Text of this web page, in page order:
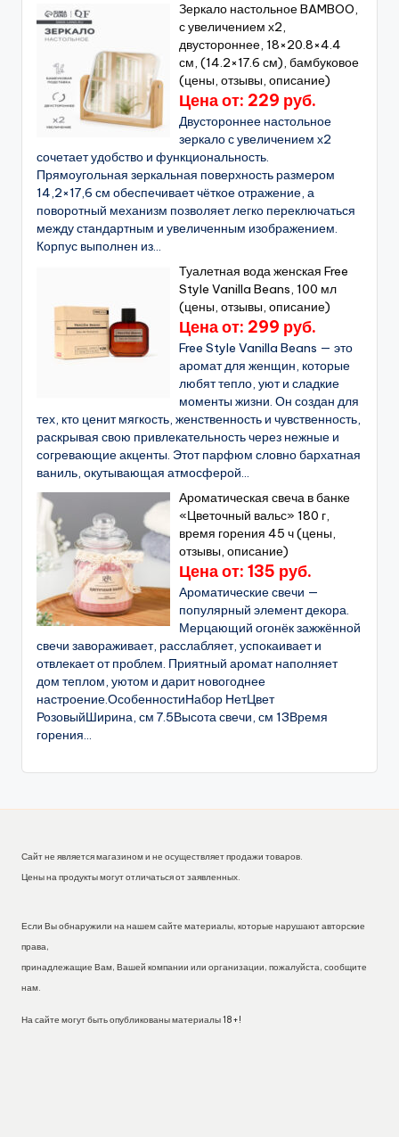
Зеркало настольное BAMBOO,
с увеличением х2,
двустороннее, 18×20.8×4.4
см, (14.2×17.6 см), бамбуковое
(цены, отзывы, описание)
Цена от: 229 руб.
Двустороннее настольное
зеркало с увеличением х2
сочетает удобство и функциональность.
Прямоугольная зеркальная поверхность размером
14,2×17,6 см обеспечивает чёткое отражение, а
поворотный механизм позволяет легко переключаться
между стандартным и увеличенным изображением.
Корпус выполнен из...
Туалетная вода женская Free
Style Vanilla Beans, 100 мл
(цены, отзывы, описание)
Цена от: 299 руб.
Free Style Vanilla Beans — это
аромат для женщин, которые
любят тепло, уют и сладкие
моменты жизни. Он создан для
тех, кто ценит мягкость, женственность и чувственность,
раскрывая свою привлекательность через нежные и
согревающие акценты. Этот парфюм словно бархатная
ваниль, окутывающая атмосферой...
Ароматическая свеча в банке
«Цветочный вальс» 180 г,
время горения 45 ч (цены,
отзывы, описание)
Цена от: 135 руб.
Ароматические свечи —
популярный элемент декора.
Мерцающий огонёк зажжённой
свечи завораживает, расслабляет, успокаивает и
отвлекает от проблем. Приятный аромат наполняет
дом теплом, уютом и дарит новогоднее
настроение.ОсобенностиНабор НетЦвет
РозовыйШирина, см 7.5Высота свечи, см 13Время
горения...
Сайт не является магазином и не осуществляет продажи товаров.
Цены на продукты могут отличаться от заявленных.
Если Вы обнаружили на нашем сайте материалы, которые нарушают авторские
права,
принадлежащие Вам, Вашей компании или организации, пожалуйста, сообщите
нам.
На сайте могут быть опубликованы материалы 18+!